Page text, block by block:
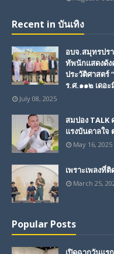
Recent in บันเทิง
อบจ.สมุทรปร
ทัพนักแสดงดัง
ประวัติศาสตร์
ร.ศ.๑๑๒ เดอ
July 08, 2025
สมปอง TALK
แรงบันดาลใจ
May 16, 2025
เพราะเพลงที่
March 25,
Popular Posts